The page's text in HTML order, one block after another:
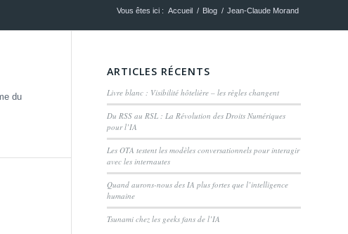
Vous êtes ici : Accueil / Blog / Jean-Claude Morand
du
ARTICLES RÉCENTS
Livre blanc : Visibilité hôtelière – les règles changent
Du RSS au RSL : La Révolution des Droits Numériques
pour l’IA
Les OTA testent les modèles conversationnels pour interagir
avec les internautes
Quand aurons-nous des IA plus fortes que l’intelligence
humaine
Tsunami chez les geeks fans de l’IA